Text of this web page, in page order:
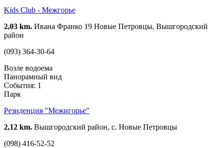
Kids Club - Межгорье
2,03 km. Ивана Франко 19 Новые Петровцы, Вышгородский
район
(093) 364-30-64
Возле водоема
Панорамный вид
События: 1
Парк
Резиденция "Межигорье"
2,12 km. Вышгородский район, с. Новые Петровцы
(098) 416-52-52